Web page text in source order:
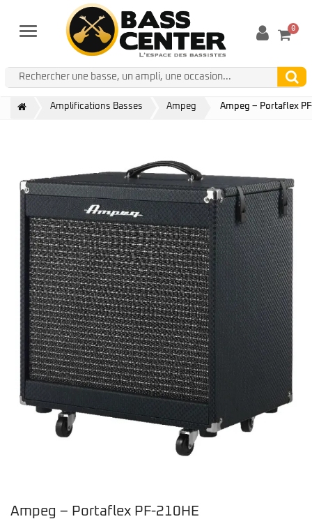
Menu 0
Amplifications Basses Ampeg Ampeg – Portaflex
Ampeg – Portaflex PF-210HE